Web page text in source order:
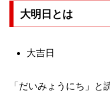
大明日とは
大吉日
「だいみょうにち」